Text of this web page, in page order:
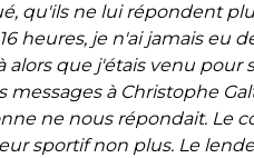
qu'ils ne lui répondent
heures, je n'ai jamais eu
alors que j'étais venu pour
messages à Christophe
ne nous répondait. Le
sportif non plus. Le